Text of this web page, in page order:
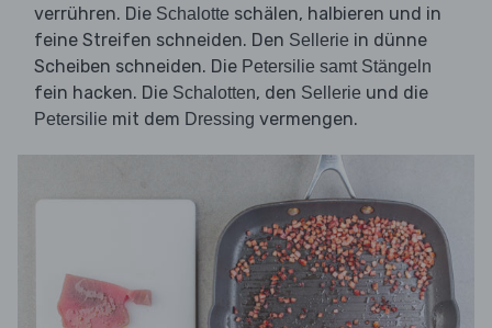
verrühren. Die Schalotte schälen, halbieren und in
feine Streifen schneiden. Den Sellerie in dünne
Scheiben schneiden. Die Petersilie samt Stängeln
fein hacken. Die Schalotten, den Sellerie und die
Petersilie mit dem Dressing vermengen.